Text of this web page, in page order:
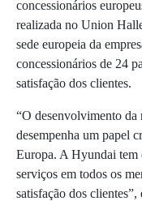
concessionários
realizada no Union
sede europeia da
concessionários de 24
satisfação dos clientes.
“O desenvolvimento da
desempenha um papel
Europa. A Hyundai tem
serviços em todos os
satisfação dos